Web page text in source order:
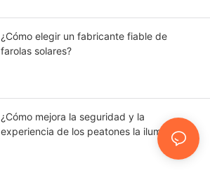
¿Cómo elegir un fabricante fiable de
farolas solares?
¿Cómo mejora la seguridad y la
experiencia de los peatones la iluminación